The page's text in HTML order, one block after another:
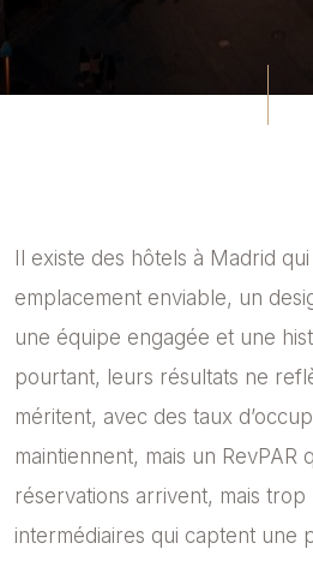
Il existe des hôtels à Madrid
emplacement enviable, un
une équipe engagée et une
pourtant, leurs résultats ne
méritent, avec des taux
maintiennent, mais un RevPAR
réservations arrivent, mais
intermédiaires qui captent une